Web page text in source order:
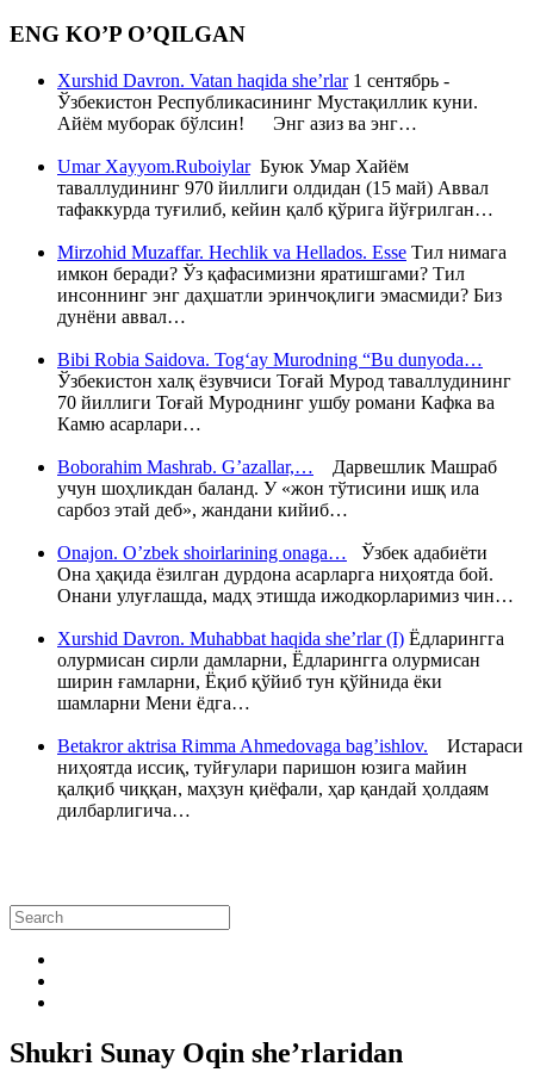
ENG KO’P O’QILGAN
Xurshid Davron. Vatan haqida she’rlar1 сентябрь -
Ўзбекистон Республикасининг Мустақиллик куни.
Айём муборак бўлсин! Энг азиз ва энг…
Umar Xayyom.RuboiylarБуюк Умар Хайём
таваллудининг 970 йиллиги олдидан (15 май) Аввал
тафаккурда туғилиб, кейин қалб қўрига йўғрилган…
Mirzohid Muzaffar. Hechlik va Hellados. Esse Тил нимага
имкон беради? Ўз қафасимизни яратишгами? Тил
инсоннинг энг даҳшатли эринчоқлиги эмасмиди? Биз
дунёни аввал…
Bibi Robia Saidova. Tog‘ay Murodning “Bu dunyoda…
Ўзбекистон халқ ёзувчиси Тоғай Мурод таваллудининг
70 йиллиги Тоғай Муроднинг ушбу романи Кафка ва
Камю асарлари…
Boborahim Mashrab. G’azallar,… Дарвешлик Машраб
учун шоҳликдан баланд. У «жон тўтисини ишқ ила
сарбоз этай деб», жандани кийиб…
Onajon. O’zbek shoirlarining onaga… Ўзбек адабиёти
Она ҳақида ёзилган дурдона асарларга ниҳоятда бой.
Онани улуғлашда, мадҳ этишда ижодкорларимиз чин…
Xurshid Davron. Muhabbat haqida she’rlar (I) Ёдларингга
олурмисан сирли дамларни, Ёдларингга олурмисан
ширин ғамларни, Ёқиб қўйиб тун қўйнида ёки
шамларни Мени ёдга…
Betakror aktrisa Rimma Ahmedovaga bag’ishlov. Истараси
ниҳоятда иссиқ, туйғулари паришон юзига майин
қалқиб чиққан, маҳзун қиёфали, ҳар қандай ҳолдаям
дилбарлигича…
Shukri Sunay Oqin she’rlaridan